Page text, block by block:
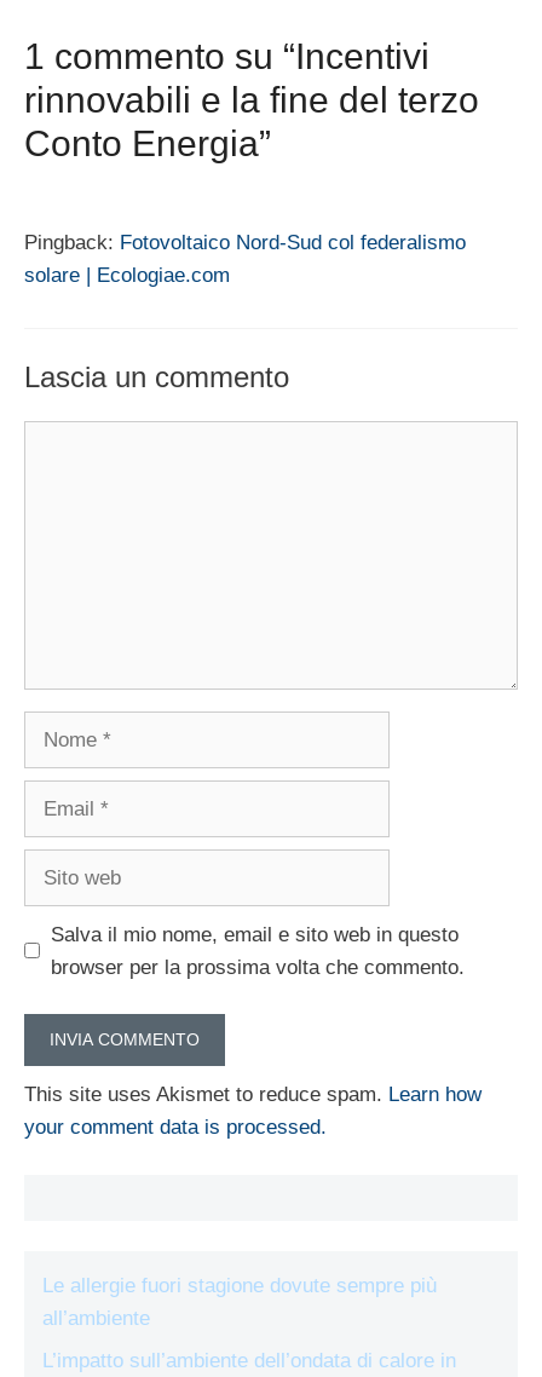
1 commento su “Incentivi
rinnovabili e la fine del terzo
Conto Energia”
Pingback: Fotovoltaico Nord-Sud col federalismo
solare | Ecologiae.com
Lascia un commento
Salva il mio nome, email e sito web in questo
browser per la prossima volta che commento.
This site uses Akismet to reduce spam. Learn how
your comment data is processed.
Le allergie fuori stagione dovute sempre più
all’ambiente
L’impatto sull’ambiente dell’ondata di calore in